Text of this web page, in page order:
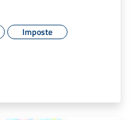
Imposte